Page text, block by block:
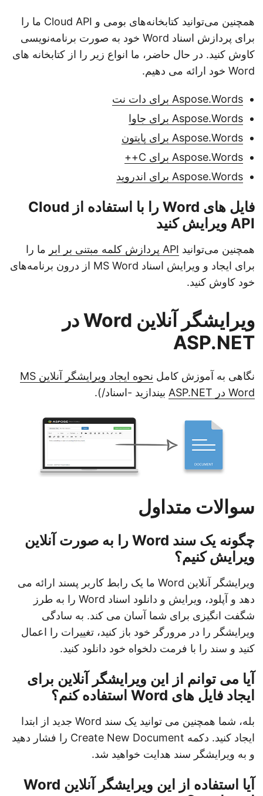
همچنین می‌توانید کتابخانه‌های بومی و Cloud API ما را
برای پردازش اسناد Word خود به صورت برنامه‌نویسی
کاوش کنید. در حال حاضر، ما انواع زیر را از کتابخانه های
Word خود ارائه می دهیم.
Aspose.Words برای دات نت
Aspose.Words برای جاوا
Aspose.Words برای پایتون
Aspose.Words برای C++
Aspose.Words برای اندروید
فایل های Word را با استفاده از Cloud
API ویرایش کنید
همچنین می‌توانیدAPI پردازش کلمه مبتنی بر ابر
ما را
برای ایجاد و ویرایش اسناد MS Word از درون برنامه‌های
خود کاوش کنید.
ویرایشگر آنلاین Word در
ASP.NET
نگاهی به آموزش کامل
نحوه ایجاد ویرایشگر آنلاین MS
Word در ASP.NET
بیندازید -اسناد/).
سوالات متداول
چگونه یک سند Word را به صورت آنلاین
ویرایش کنیم؟
ویرایشگر آنلاین Word ما یک رابط کاربر پسند ارائه می
دهد و آپلود، ویرایش و دانلود اسناد Word را به طرز
شگفت انگیزی برای شما آسان می کند. به سادگی
ویرایشگر را در مرورگر خود باز کنید، تغییرات را اعمال
کنید و سند را با فرمت دلخواه خود دانلود کنید.
آیا می توانم از این ویرایشگر آنلاین برای
ایجاد فایل های Word استفاده کنم؟
بله، شما همچنین می توانید یک سند Word جدید از ابتدا
ایجاد کنید. دکمه Create New Document را فشار دهید
و به ویرایشگر سند هدایت خواهید شد.
آیا استفاده از این ویرایشگر آنلاین Word